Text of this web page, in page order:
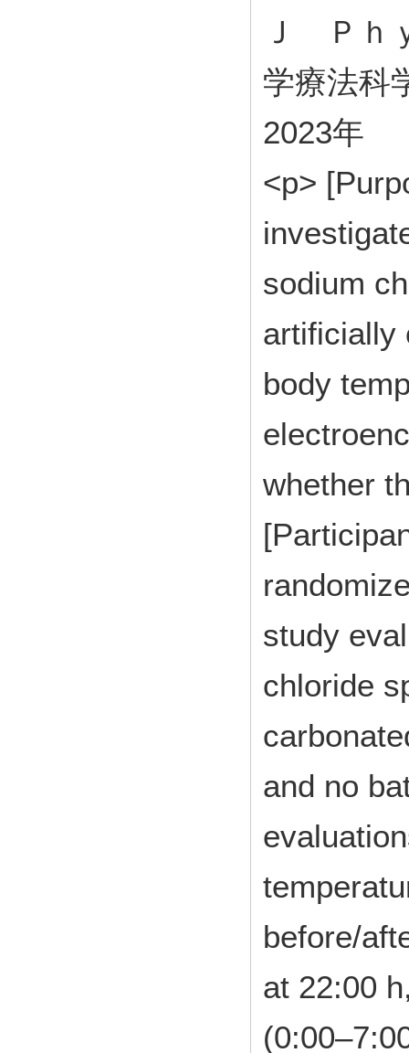
Ｊ Ｐｈ
学療法科
2023年
<p>
sodium
artificially
body
whether
study
chloride
and no
before/
at 22:00